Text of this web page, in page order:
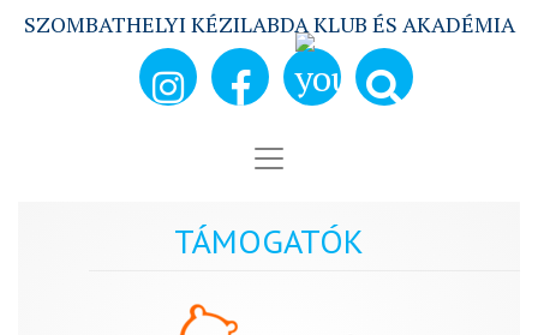
SZOMBATHELYI KÉZILABDA KLUB ÉS AKADÉMIA
TÁMOGATÓK